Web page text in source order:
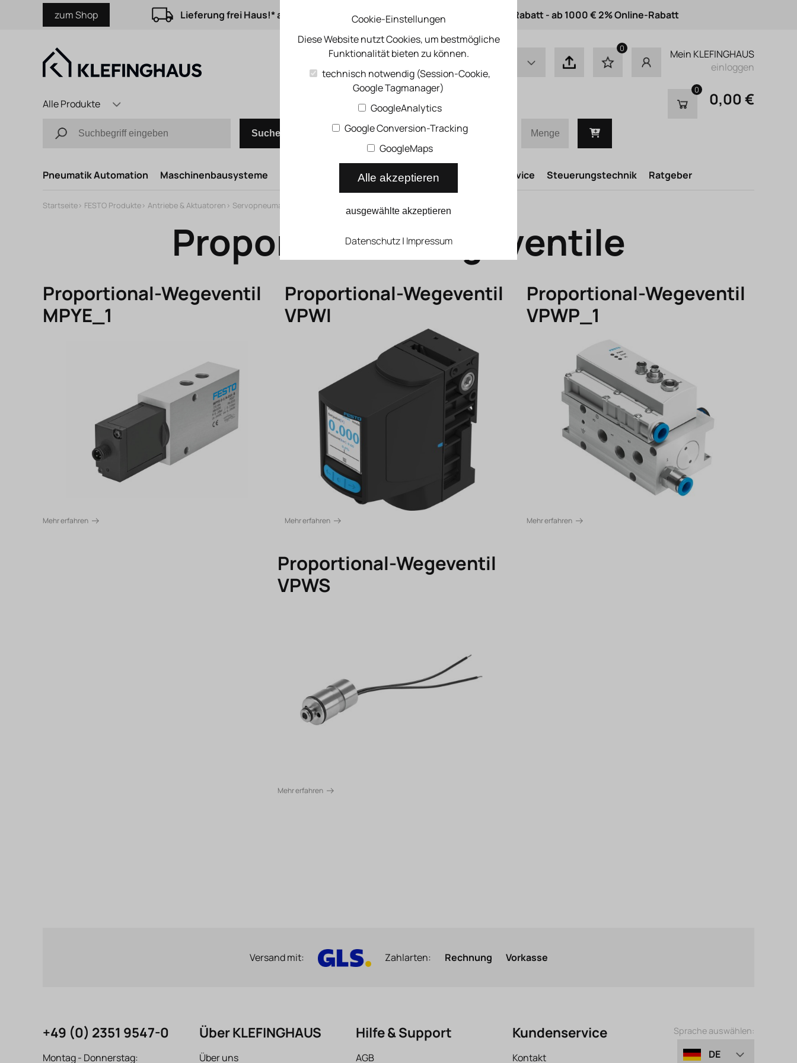
zum Shop Lieferung frei Haus!* ab 50 € Auftragswert ab 500 € 1% Online-Rabatt - ab 1000 € 2% Online-Rabatt
0
Mein KLEFINGHAUS
einloggen
Alle Produkte
Suchen
Schnellbestellung
0 0,00 €
Pneumatik Automation Maschinenbausysteme Druckluftsysteme Kompressoren Service Steuerungstechnik Ratgeber
Startseite> FESTO Produkte> Antriebe & Aktuatoren > Servopneumatische Positioniersysteme >Proportional-Wegeventile
Proportional-Wegeventile
Proportional-Wegeventil
MPYE_1
Mehr erfahren
Proportional-Wegeventil
VPWI
Mehr erfahren
Proportional-Wegeventil
VPWP_1
Mehr erfahren
Proportional-Wegeventil
VPWS
Mehr erfahren
Versand mit: Zahlarten: Rechnung Vorkasse
+49 (0) 2351 9547-0
Montag - Donnerstag:
Über KLEFINGHAUS
Über uns
Hilfe & Support
AGB
Kundenservice
Kontakt
Sprache auswählen:
DE
Cookie-Einstellungen
Diese Website nutzt Cookies, um bestmögliche
Funktionalität bieten zu können.
technisch notwendig (Session-Cookie,
Google Tagmanager)
GoogleAnalytics
Google Conversion-Tracking
GoogleMaps
Alle akzeptieren
ausgewählte akzeptieren
Datenschutz| Impressum